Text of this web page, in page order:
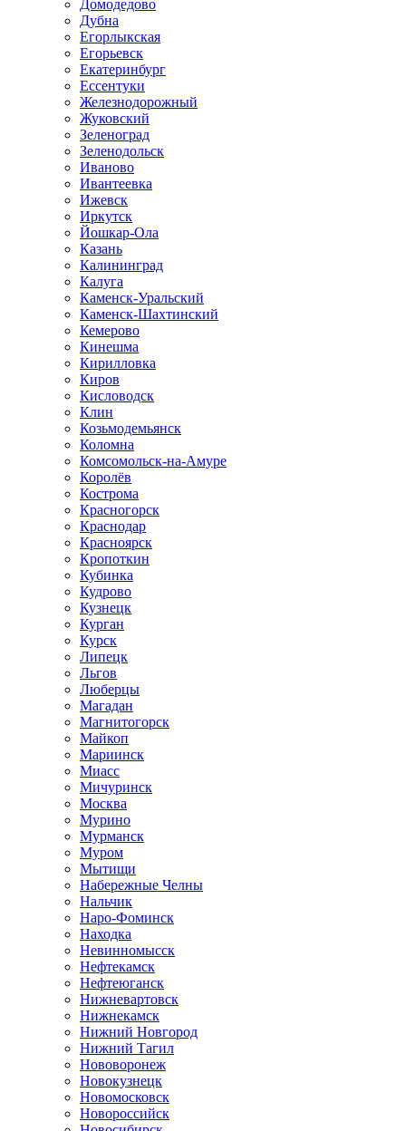
Домодедово
Дубна
Егорлыкская
Егорьевск
Екатеринбург
Ессентуки
Железнодорожный
Жуковский
Зеленоград
Зеленодольск
Иваново
Ивантеевка
Ижевск
Иркутск
Йошкар-Ола
Казань
Калининград
Калуга
Каменск-Уральский
Каменск-Шахтинский
Кемерово
Кинешма
Кирилловка
Киров
Кисловодск
Клин
Козьмодемьянск
Коломна
Комсомольск-на-Амуре
Королёв
Кострома
Красногорск
Краснодар
Красноярск
Кропоткин
Кубинка
Кудрово
Кузнецк
Курган
Курск
Липецк
Льгов
Люберцы
Магадан
Магнитогорск
Майкоп
Мариинск
Миасс
Мичуринск
Москва
Мурино
Мурманск
Муром
Мытищи
Набережные Челны
Нальчик
Наро-Фоминск
Находка
Невинномысск
Нефтекамск
Нефтеюганск
Нижневартовск
Нижнекамск
Нижний Новгород
Нижний Тагил
Нововоронеж
Новокузнецк
Новомосковск
Новороссийск